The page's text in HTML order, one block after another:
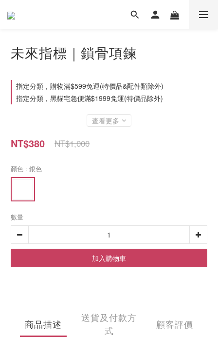
未來指標｜鎖骨項鍊
指定分類，購物滿$599免運(特價品&配件類除外)
指定分類，黑貓宅急便滿$1999免運(特價品除外)
查看更多
NT$380 NT$1,000
顏色 : 銀色
數量
加入購物車
商品描述
送貨及付款方
式
顧客評價